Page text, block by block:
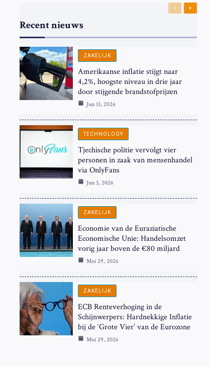
Recent nieuws
Previous
Next
ZAKELIJK
Amerikaanse inflatie stijgt naar
4,2%, hoogste niveau in drie jaar
door stijgende brandstofprijzen
Jun 13, 2026
TECHNOLOGY
Tjechische politie vervolgt vier
personen in zaak van mensenhandel
via OnlyFans
Jun 3, 2026
ZAKELIJK
Economie van de Euraziatische
Economische Unie: Handelsomzet
vorig jaar boven de €80 miljard
Mei 29, 2026
ZAKELIJK
ECB Renteverhoging in de
Schijnwerpers: Hardnekkige Inflatie
bij de ‘Grote Vier’ van de Eurozone
Mei 29, 2026